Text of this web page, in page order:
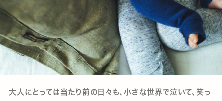
大人にとっては当たり前の日々も、小さな世界で泣いて、笑っ